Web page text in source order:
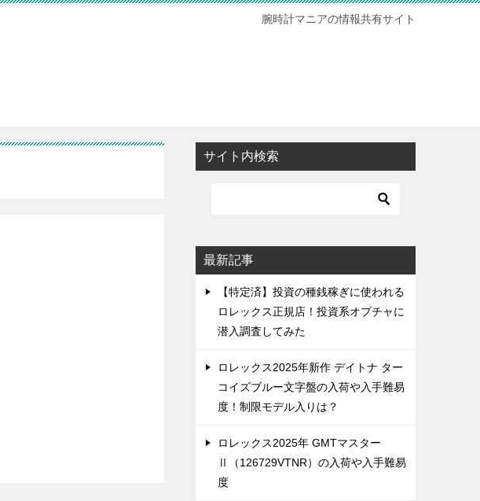
腕時計マニアの情報共有サイト
サイト内検索
最新記事
【特定済】投資の種銭稼ぎに使われる
ロレックス正規店！投資系オプチャに
潜入調査してみた
ロレックス2025年新作 デイトナ ター
コイズブルー文字盤の入荷や入手難易
度！制限モデル入りは？
ロレックス2025年 GMTマスター
Ⅱ（126729VTNR）の入荷や入手難易
度